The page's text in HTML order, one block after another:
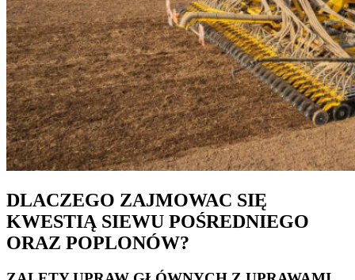
DLACZEGO ZAJMOWAC SIĘ
KWESTIĄ SIEWU POŚREDNIEGO
ORAZ POPLONÓW?